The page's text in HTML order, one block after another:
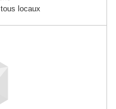
locaux